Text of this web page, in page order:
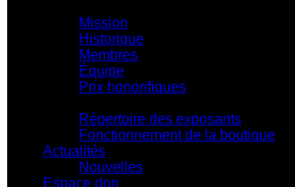
Mission
Historique
Membres
Équipe
Prix honorifiques
Répertoire des exposants
Fonctionnement de la boutique
Actualités
Nouvelles
Espace don